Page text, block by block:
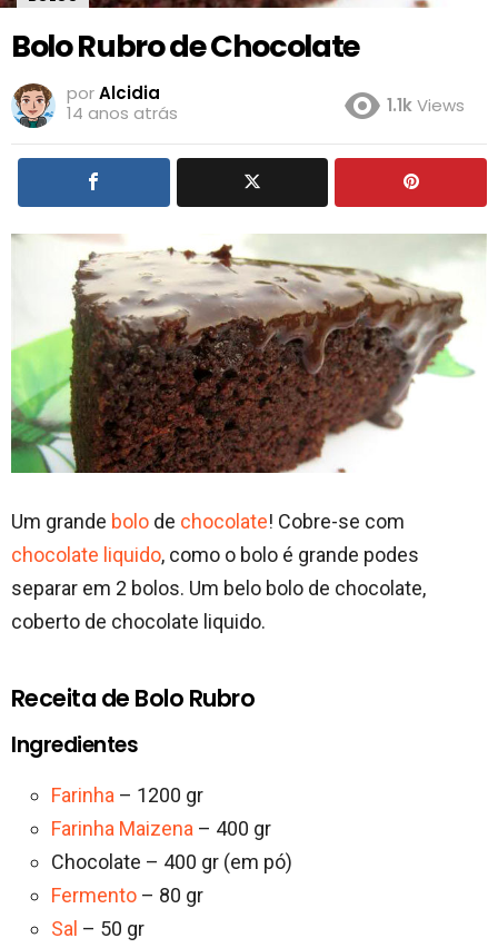
Bolo Rubro de Chocolate
porAlcidia
14 anos atrás
1.1kViews
Um grande bolo de chocolate! Cobre-se com
chocolate liquido, como o bolo é grande podes
separar em 2 bolos. Um belo bolo de chocolate,
coberto de chocolate liquido.
Receita de Bolo Rubro
Ingredientes
Farinha – 1200 gr
Farinha Maizena – 400 gr
Chocolate – 400 gr (em pó)
Fermento – 80 gr
Sal – 50 gr